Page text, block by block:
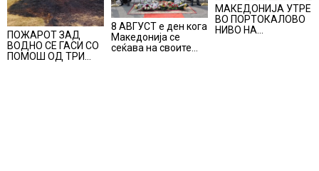
ПОЖАРОТ ЗАД
ВОДНО СЕ ГАСИ СО
ПОМОШ ОД ТРИ
8 АВГУСТ е ден кога
Македонија се
сеќава на своите
МАКЕДОНИЈА УТРЕ
ВО ПОРТОКАЛОВО
НИВО НА